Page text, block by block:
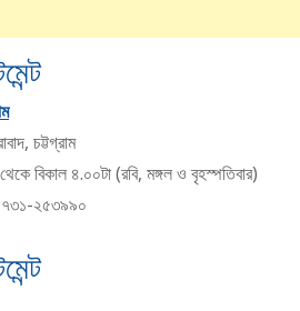
চট্টগ্রাম
বিকাল ৪.০০টা (রবি, মঙ্গল ও বৃহস্পতিবার)
২৫৩৯৯০